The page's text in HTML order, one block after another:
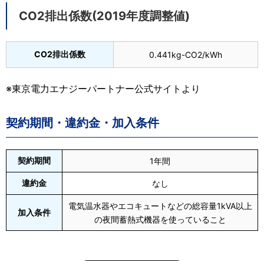
CO2排出係数(2019年度調整値)
CO2排出係数 0.441kg-CO2/kWh
※東京電力エナジーパートナー公式サイトより
契約期間・違約金・加入条件
契約期間 1年間
違約金 なし
加入条件
電気温水器やエコキュートなどの総容量1kVA以上
の夜間蓄熱式機器を使っていること